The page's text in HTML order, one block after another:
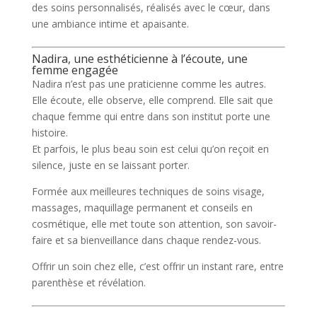
des soins personnalisés, réalisés avec le cœur, dans
une ambiance intime et apaisante.
Nadira, une esthéticienne à l’écoute, une
femme engagée
Nadira n’est pas une praticienne comme les autres.
Elle écoute, elle observe, elle comprend. Elle sait que
chaque femme qui entre dans son institut porte une
histoire.
Et parfois, le plus beau soin est celui qu’on reçoit en
silence, juste en se laissant porter.
Formée aux meilleures techniques de soins visage,
massages, maquillage permanent et conseils en
cosmétique, elle met toute son attention, son savoir-
faire et sa bienveillance dans chaque rendez-vous.
Offrir un soin chez elle, c’est offrir un instant rare, entre
parenthèse et révélation.